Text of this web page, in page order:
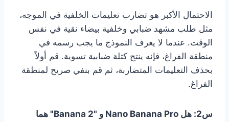
الاحتمال الأكبر هو تضارب تعليمات الخلفية في الموجه،
مثل طلب مشهد ضبابي وخلفية بيضاء نقية في نفس
الوقت. عندما لا يعرف النموذج ما يجب رسمه في
منطقة الفراغ، فإنه ينتج كتلة ضبابية تسوية. قم أولاً
بحذف التعليمات المتضاربة، ثم قم بنفي صريح لمنطقة
الفراغ.
س2: هل Nano Banana Pro و "Banana 2" هما